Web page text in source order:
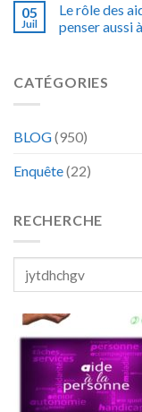
05
Juil
Le rôle des
penser aussi
CATÉGORIES
BLOG(950)
Enquête(22)
RECHERCHE